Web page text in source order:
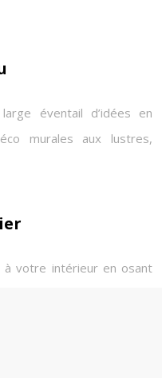
éventail d’idées en
murales aux lustres,
à votre intérieur en osant